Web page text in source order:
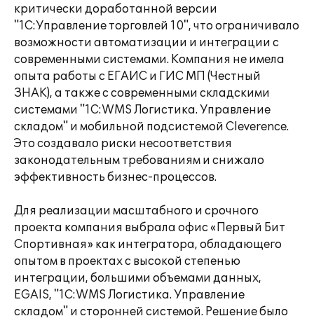
критически доработанной версии
"1С:Управление торговлей 10", что ограничивало
возможности автоматизации и интеграции с
современными системами. Компания не имела
опыта работы с ЕГАИС и ГИС МП (Честный
ЗНАК), а также с современными складскими
системами "1С:WMS Логистика. Управление
складом" и мобильной подсистемой Cleverence.
Это создавало риски несоответствия
законодательным требованиям и снижало
эффективность бизнес-процессов.
Для реализации масштабного и срочного
проекта компания выбрала офис «Первый Бит
Спортивная» как интегратора, обладающего
опытом в проектах с высокой степенью
интеграции, большими объемами данных,
EGAIS, "1С:WMS Логистика. Управление
складом" и сторонней системой. Решение было